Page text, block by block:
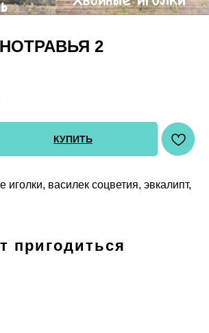
2
КУПИТЬ
василек соцветия, эвкалипт,
пригодиться